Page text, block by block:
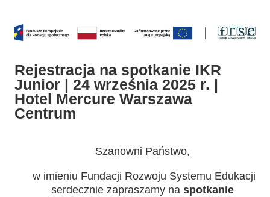
Rejestracja na spotkanie IKR
Junior | 24 września 2025 r. |
Hotel Mercure Warszawa
Centrum
Szanowni Państwo,
w imieniu Fundacji Rozwoju Systemu Edukacji
serdecznie zapraszamy na spotkanie